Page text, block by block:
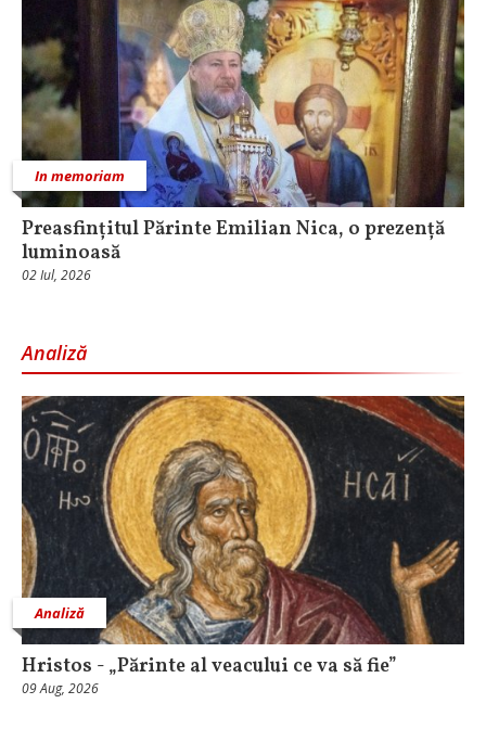
In memoriam
Preasfințitul Părinte Emilian Nica, o prezență
luminoasă
02 Iul, 2026
Analiză
Analiză
Hristos - „Părinte al veacului ce va să fie”
09 Aug, 2026